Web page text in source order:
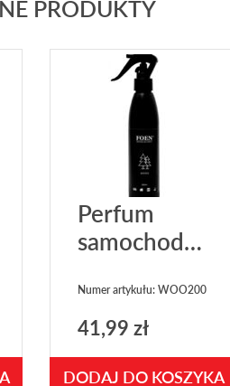
PRODUKTY
Perfum
samochodowy
Wood
200ml
Numer artykułu: WOO200
41,99zł
DODAJ DO KOSZYKA